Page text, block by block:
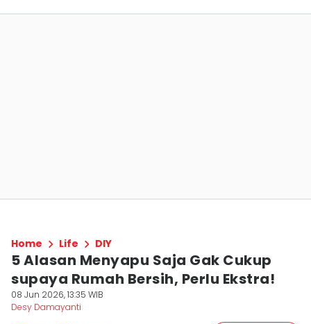
Home Life DIY
5 Alasan Menyapu Saja Gak Cukup
supaya Rumah Bersih, Perlu Ekstra!
08 Jun 2026, 13:35 WIB
Desy Damayanti